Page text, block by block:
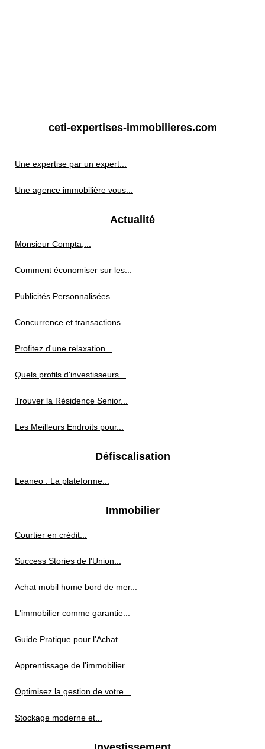
ceti-expertises-immobilieres.com
Une expertise par un expert...
Une agence immobilière vous...
Actualité
Monsieur Compta,...
Comment économiser sur les...
Publicités Personnalisées...
Concurrence et transactions...
Profitez d'une relaxation...
Quels profils d'investisseurs...
Trouver la Résidence Senior...
Les Meilleurs Endroits pour...
Défiscalisation
Leaneo : La plateforme...
Immobilier
Courtier en crédit...
Success Stories de l'Union...
Achat mobil home bord de mer...
L'immobilier comme garantie...
Guide Pratique pour l'Achat...
Apprentissage de l'immobilier...
Optimisez la gestion de votre...
Stockage moderne et...